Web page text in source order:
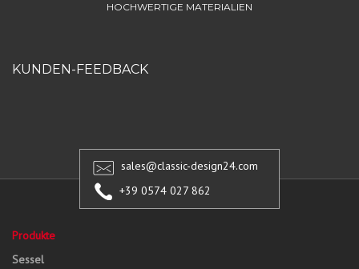
HOCHWERTIGE MATERIALIEN
KUNDEN-FEEDBACK
sales@classic-design24.com
+39 0574 027 862
Produkte
Sessel